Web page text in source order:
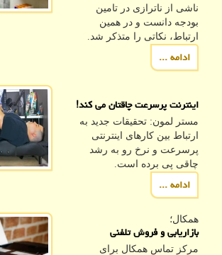
ناشی از ناترازی در تامین
بودجه دانست و در همین
ارتباط، نکاتی را متذکر شد.
ادامه ...
اینترنت پرسرعت چاقتان می کند!
مستر لمون: تحقیقات جدید به
ارتباط بین کارهای اینترنتی
پرسرعت و نرخ رو به رشد
چاقی پی برده است.
ادامه ...
همکال؛
بازاریابی و فروش تلفنی
مرکز تماس همکال برای